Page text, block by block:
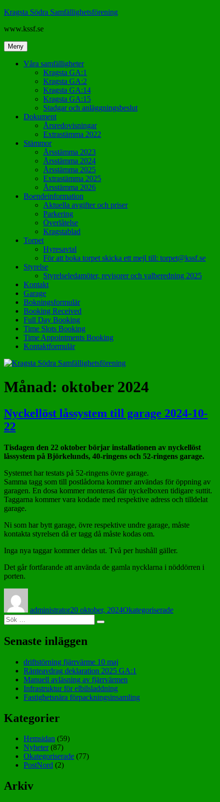
Hoppa
innehåll
Kragsta Södra Samfällighetsförening
www.kssf.se
Meny
Våra samfälligheter
Kragsta GA:1
Kragsta GA:2
Kragsta GA:14
Kragsta GA:15
Stadgar och anläggningsbeslut
Dokument
Årsredovisningar
Extrastämma 2022
Stämmor
Årsstämma 2023
Årsstämma 2024
Årsstämma 2025
Extrastämma 2025
Årsstämma 2026
Boendeinformation
Aktuella avgifter och priser
Parkering
Överlåtelse
Kragstablad
Torpet
Hyresavtal
För att boka torpet skicka ett mejl till: torpet@kssf.se
Styrelse
Styrelseledamöter, revisorer och valberedning 2025
Kontakt
Garage
Bokningsformulär
Booking Received
Full Day Booking
Time Slots Booking
Time Appointments Booking
Kontaktformulär
Månad: oktober 2024
Nyckellöst låssystem till garage 2024-10-
22
Tisdagen den 22 oktober börjar installationen av nyckellöst
låssystem på Björkelunds, 40-ringens och 52-ringens garage.
Systemet har testats på 52-ringens övre garage.
Samma tagg som till postlådorna kommer användas för öppning av
garagen. En dosa kommer monteras där nyckelboxen tidigare suttit.
Taggarna kommer vara kodade med respektive adress och tilldelat
garage.
Ni som har bytt garage, övre respektive undre garage, måste
kontakta styrelsen då er tagg då måste kodas om.
Inga nya taggar kommer delas ut. Två per hushåll gäller.
Det går fortfarande att använda de gamla nycklarna i nöddörren i
porten.
administrator20 oktober, 2024Okategoriserade
Sök
efter:
Sök
Senaste inläggen
driftstörning fjärrvärme 10 maj
Ränteavdrag deklaration 2025 GA:1
Manuell avläsning av fjärrvärmen
Infrastruktur för elbilsladdning
Fastighetsnära förpackningsinsamling
Kategorier
Hemsidan (59)
Nyheter(87)
Okategoriserade (77)
PostNord (2)
Arkiv